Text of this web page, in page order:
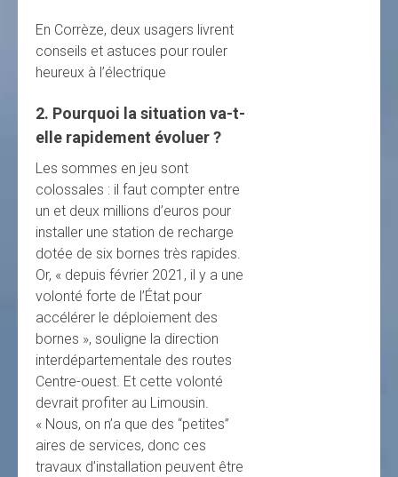
En Corrèze, deux usagers livrent
conseils et astuces pour rouler
heureux à l’électrique
2. Pourquoi la situation va-t-
elle rapidement évoluer ?
Les sommes en jeu sont
colossales : il faut compter entre
un et deux millions d’euros pour
installer une station de recharge
dotée de six bornes très rapides.
Or, « depuis février 2021, il y a une
volonté forte de l’État pour
accélérer le déploiement des
bornes », souligne la direction
interdépartementale des routes
Centre-ouest. Et cette volonté
devrait profiter au Limousin.
« Nous, on n’a que des “petites”
aires de services, donc ces
travaux d’installation peuvent être